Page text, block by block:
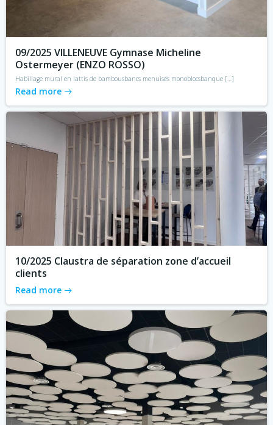
09/2025 VILLENEUVE Gymnase Micheline
Ostermeyer (ENZO ROSSO)
Habillage mural en lattis de bambousbancs menuisés monoblocsbanque […]
Read more
10/2025 Claustra de séparation zone d’accueil
clients
Read more